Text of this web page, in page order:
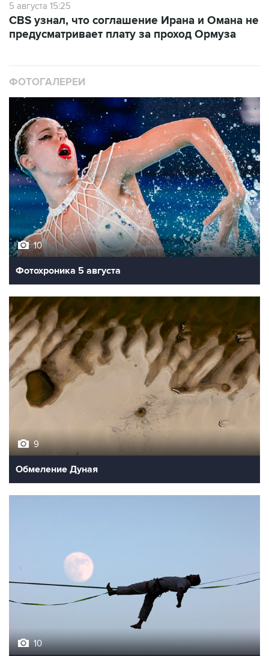
5 августа 15:25
CBS узнал, что соглашение Ирана и Омана не
предусматривает плату за проход Ормуза
ФОТОГАЛЕРЕИ
10
Фотохроника 5 августа
9
Обмеление Дуная
10